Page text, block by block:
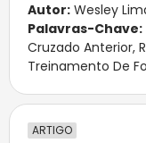
Autor: Wesley
Palavras-Chave:
Cruzado Anterior,
Treinamento De
ARTIGO